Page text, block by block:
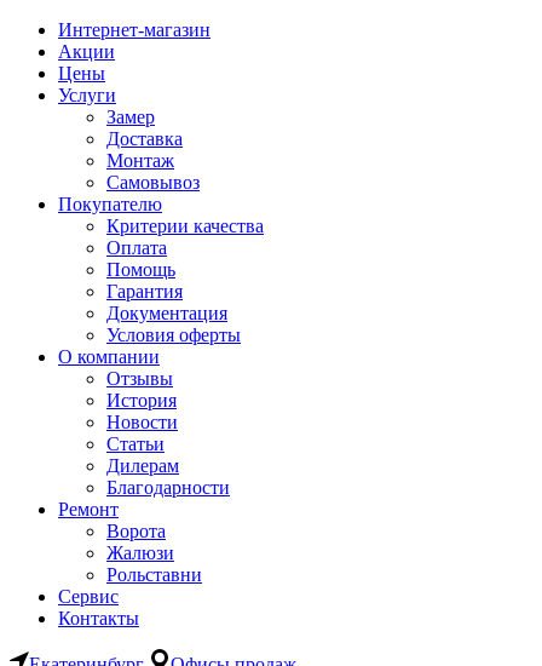
Интернет-магазин
Акции
Цены
Услуги
Замер
Доставка
Монтаж
Самовывоз
Покупателю
Критерии качества
Оплата
Помощь
Гарантия
Документация
Условия оферты
О компании
Отзывы
История
Новости
Статьи
Дилерам
Благодарности
Ремонт
Ворота
Жалюзи
Рольставни
Сервис
Контакты